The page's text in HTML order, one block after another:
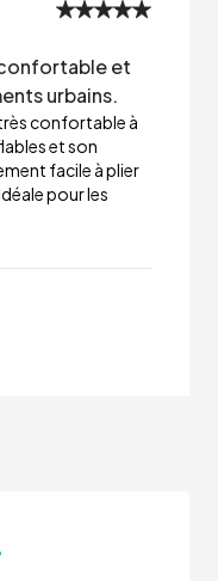
et
urbains.
confortable à
et son
facile à plier
pour les